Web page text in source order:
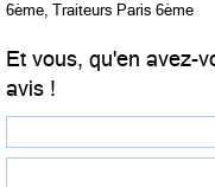
6ème, Traiteurs Paris 6ème
Et vous, qu'en avez-
avis !